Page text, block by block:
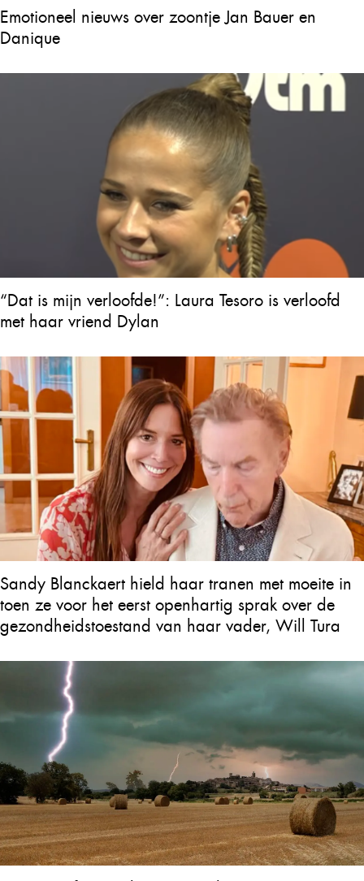
Emotioneel nieuws over zoontje Jan Bauer en
Danique
“Dat is mijn verloofde!”: Laura Tesoro is verloofd
met haar vriend Dylan
Sandy Blanckaert hield haar tranen met moeite in
toen ze voor het eerst openhartig sprak over de
gezondheidstoestand van haar vader, Will Tura